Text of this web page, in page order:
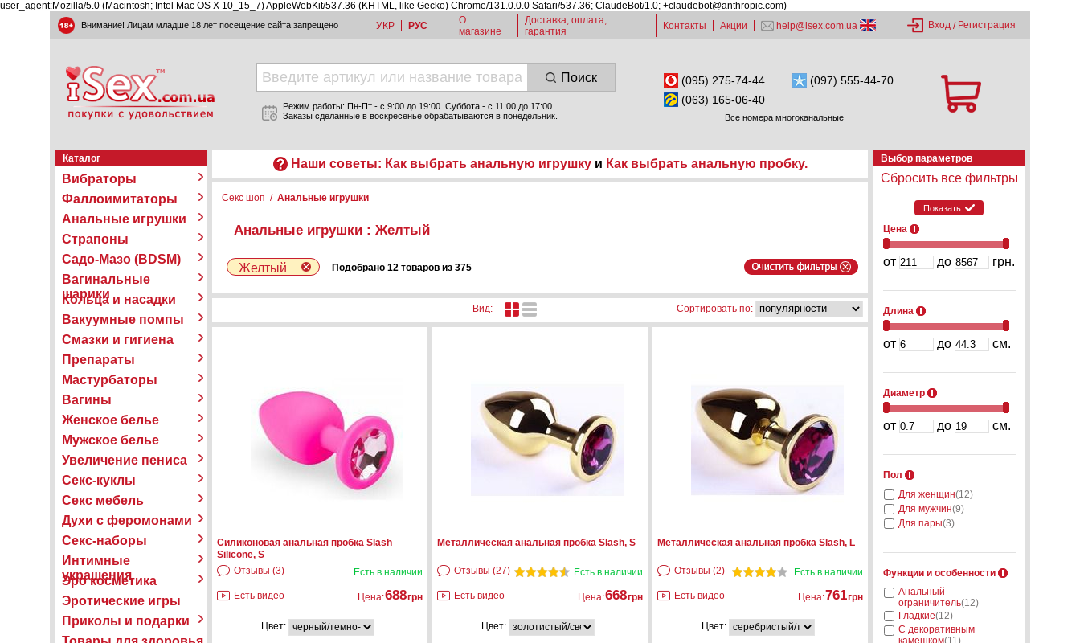
user_agent:Mozilla/5.0 (Macintosh; Intel Mac OS X 10_15_7) AppleWebKit/537.36 (KHTML, like Gecko) Chrome/131.0.0.0 Safari/537.36; ClaudeBot/1.0; +claudebot@anthropic.com)
Внимание! Лицам младше 18 лет посещение сайта запрещено УКР РУС
О
магазине
Доставка, оплата,
гарантия
Контакты Акции help@isex.com.ua Вход / Регистрация
Поиск
Режим работы: Пн-Пт - c 9:00 до 19:00. Суббота - с 11:00 до 17:00.
Заказы сделанные в воскресенье обрабатываются в понедельник.
(095) 275-74-44
(097) 555-44-70
(063) 165-06-40
Все номера многоканальные
Каталог
Вибраторы
Фаллоимитаторы
Анальные игрушки
Страпоны
Садо-Мазо (BDSM)
Вагинальные
шарики
Кольца и насадки
Вакуумные помпы
Смазки и гигиена
Препараты
Мастурбаторы
Вагины
Женское белье
Мужское белье
Увеличение пениса
Секс-куклы
Секс мебель
Духи с феромонами
Секс-наборы
Интимные
украшения
Эро косметика
Эротические игры
Приколы и подарки
Наши советы: Как выбрать анальную игрушкуи Как выбрать анальную пробку.
Секс шоп / Анальные игрушки
Анальные игрушки : Желтый
Желтый Подобрано 12 товаров из 375
Вид: Сортировать по:
Силиконовая анальная пробка Slash
Silicone, S
Отзывы (3)
Есть в наличии
Есть видео Цена:688грн
Цвет:
Металлическая анальная пробка Slash, S
Отзывы (27) Есть в наличии
Есть видео Цена:668грн
Цвет:
Металлическая анальная пробка Slash, L
Отзывы (2) Есть в наличии
Есть видео Цена:761грн
Цвет:
Выбор параметров
Сбросить все фильтры
Показать
Цена
от до грн.
Длина
от до см.
Диаметр
от до см.
Пол
Для женщин(12)
Для мужчин(9)
Для пары(3)
Функции и особенности
Анальный
ограничитель(12)
Гладкие(12)
С декоративным
камешком(11)